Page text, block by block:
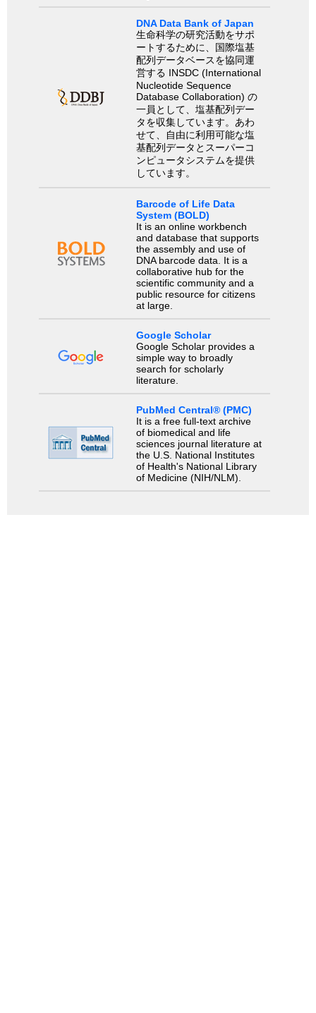
DNA Data Bank of Japan
生命科学の研究活動をサポ
ートするために、国際塩基
配列データベースを協同運
営する INSDC (International
Nucleotide Sequence
Database Collaboration) の
一員として、塩基配列デー
タを収集しています。あわ
せて、自由に利用可能な塩
基配列データとスーパーコ
ンピュータシステムを提供
しています。
Barcode of Life Data
System (BOLD)
It is an online workbench
and database that supports
the assembly and use of
DNA barcode data. It is a
collaborative hub for the
scientific community and a
public resource for citizens
at large.
Google Scholar
Google Scholar provides a
simple way to broadly
search for scholarly
literature.
PubMed Central® (PMC)
It is a free full-text archive
of biomedical and life
sciences journal literature at
the U.S. National Institutes
of Health's National Library
of Medicine (NIH/NLM).